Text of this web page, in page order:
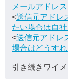
メールアドレ
<送信元アドレ
たい場合は自
<送信元アドレ
場合はどうす
引き続きワイ